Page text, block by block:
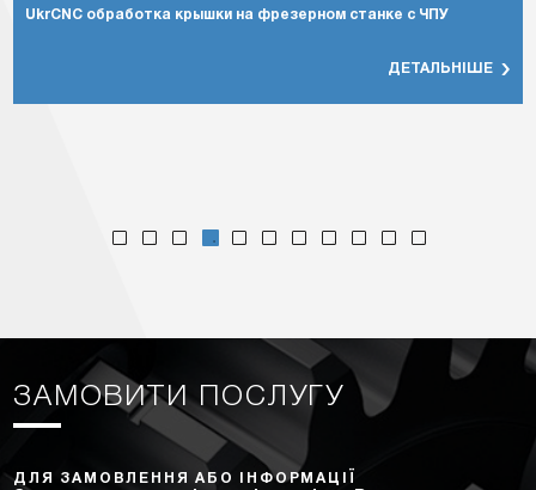
ЧПУ
UkrCNC обработка крышки на фрезерном станке с
ЗАМОВИТИ ПОСЛУГУ
ДЛЯ ЗАМОВЛЕННЯ АБО ІНФОРМАЦІЇ